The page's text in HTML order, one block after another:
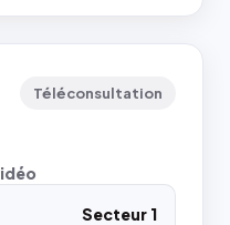
Téléconsultation
Secteur 1